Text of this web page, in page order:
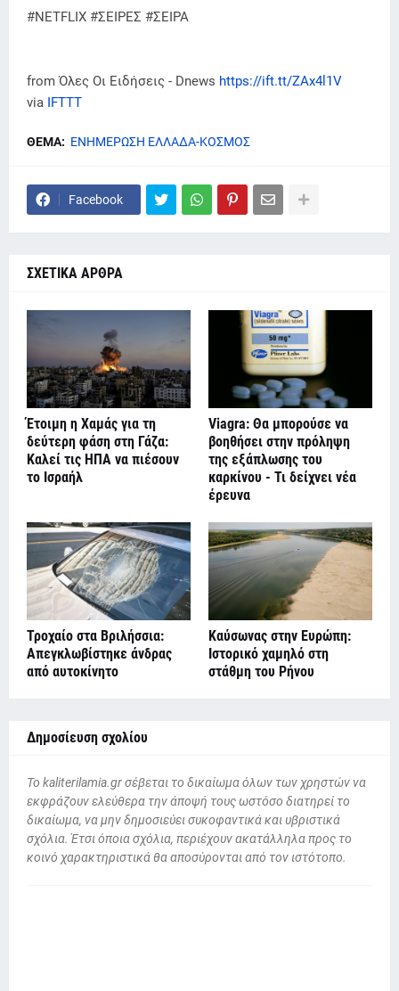
#NETFLIX #ΣΕΙΡΕΣ #ΣΕΙΡΑ
from Όλες Οι Ειδήσεις - Dnews https://ift.tt/ZAx4l1V
via IFTTT
ΘΕΜΑ: ΕΝΗΜΕΡΩΣΗ ΕΛΛΑΔΑ-ΚΟΣΜΟΣ
Facebook
ΣΧΕΤΙΚΑ ΑΡΘΡΑ
Έτοιμη η Χαμάς για τη
δεύτερη φάση στη Γάζα:
Καλεί τις ΗΠΑ να πιέσουν
το Ισραήλ
Viagra: Θα μπορούσε να
βοηθήσει στην πρόληψη
της εξάπλωσης του
καρκίνου - Τι δείχνει νέα
έρευνα
Τροχαίο στα Βριλήσσια:
Απεγκλωβίστηκε άνδρας
από αυτοκίνητο
Καύσωνας στην Ευρώπη:
Ιστορικό χαμηλό στη
στάθμη του Ρήνου
Δημοσίευση σχολίου
To kaliterilamia.gr σέβεται το δικαίωμα όλων των χρηστών να
εκφράζουν ελεύθερα την άποψή τους ωστόσο διατηρεί το
δικαίωμα, να μην δημοσιεύει συκοφαντικά και υβριστικά
σχόλια. Έτσι όποια σχόλια, περιέχουν ακατάλληλα προς το
κοινό χαρακτηριστικά θα αποσύρονται από τον ιστότοπο.